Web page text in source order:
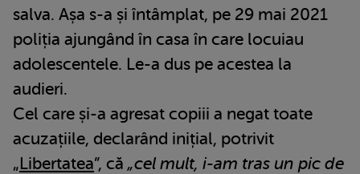
salva. Așa s-a și întâmplat, pe 29 mai 2021
poliția ajungând în casa în care locuiau
adolescentele. Le-a dus pe acestea la
audieri.
Cel care și-a agresat copiii a negat toate
acuzațiile, declarând inițial, potrivit
„Libertatea”, că „cel mult, i-am tras un pic de